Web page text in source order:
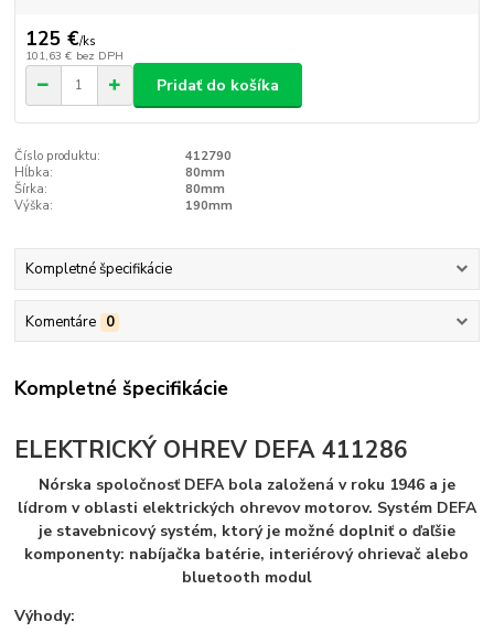
125 €/ks
101,63 € bez DPH
Pridať do košíka
Číslo produktu:
412790
Hĺbka:
80mm
Šírka:
80mm
Výška:
190mm
Kompletné špecifikácie
Komentáre 0
Kompletné špecifikácie
ELEKTRICKÝ OHREV DEFA 411286
Nórska spoločnosť DEFA bola založená v roku 1946 a je
lídrom v oblasti elektrických ohrevov motorov. Systém DEFA
je stavebnicový systém, ktorý je možné doplniť o ďaľšie
komponenty: nabíjačka batérie, interiérový ohrievač alebo
bluetooth modul
Výhody: